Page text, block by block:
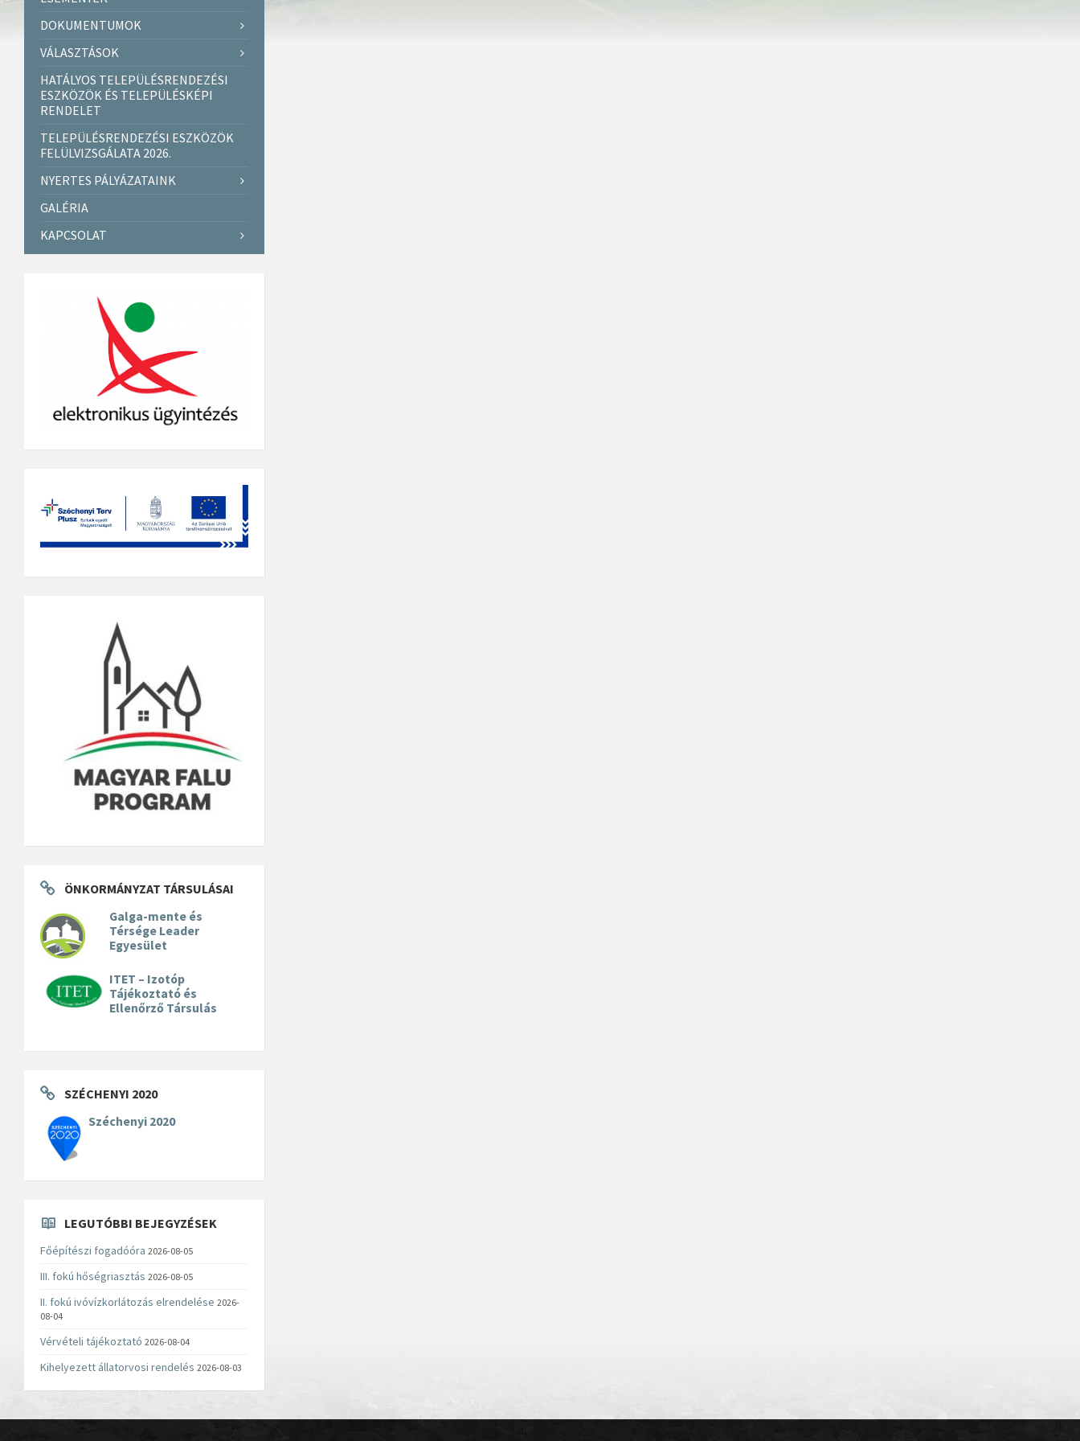
DOKUMENTUMOK
VÁLASZTÁSOK
HATÁLYOS TELEPÜLÉSRENDEZÉSI
ESZKÖZÖK ÉS TELEPÜLÉSKÉPI
RENDELET
TELEPÜLÉSRENDEZÉSI ESZKÖZÖK
FELÜLVIZSGÁLATA 2026.
NYERTES PÁLYÁZATAINK
GALÉRIA
KAPCSOLAT
ÖNKORMÁNYZAT TÁRSULÁSAI
Galga-mente és
Térsége Leader
Egyesület
ITET – Izotóp
Tájékoztató és
Ellenőrző Társulás
SZÉCHENYI 2020
Széchenyi 2020
LEGUTÓBBI BEJEGYZÉSEK
Főépítészi fogadóóra 2026-08-05
III. fokú hőségriasztás 2026-08-05
II. fokú ivóvízkorlátozás elrendelése 2026-
08-04
Vérvételi tájékoztató 2026-08-04
Kihelyezett állatorvosi rendelés 2026-08-03